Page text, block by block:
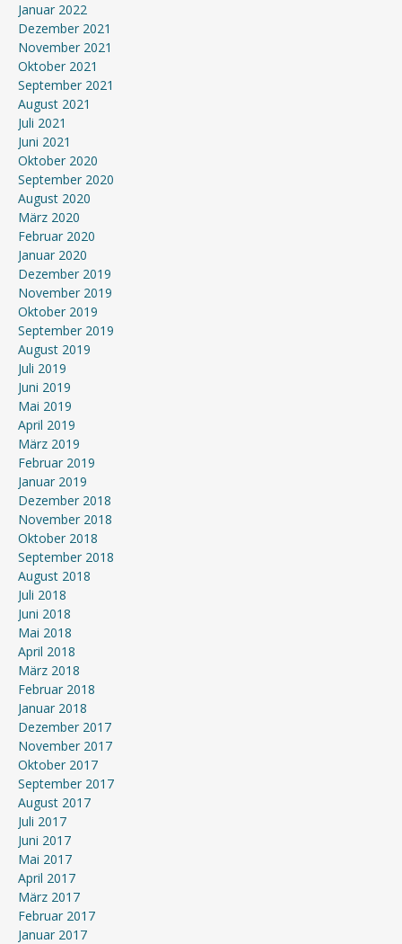
Januar 2022
Dezember 2021
November 2021
Oktober 2021
September 2021
August 2021
Juli 2021
Juni 2021
Oktober 2020
September 2020
August 2020
März 2020
Februar 2020
Januar 2020
Dezember 2019
November 2019
Oktober 2019
September 2019
August 2019
Juli 2019
Juni 2019
Mai 2019
April 2019
März 2019
Februar 2019
Januar 2019
Dezember 2018
November 2018
Oktober 2018
September 2018
August 2018
Juli 2018
Juni 2018
Mai 2018
April 2018
März 2018
Februar 2018
Januar 2018
Dezember 2017
November 2017
Oktober 2017
September 2017
August 2017
Juli 2017
Juni 2017
Mai 2017
April 2017
März 2017
Februar 2017
Januar 2017